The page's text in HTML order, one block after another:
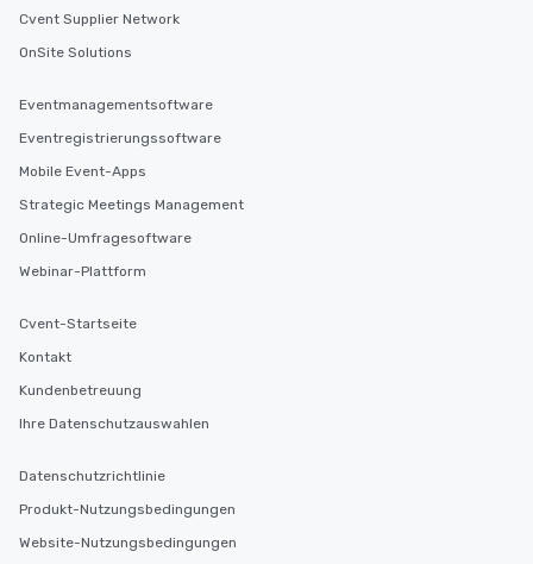
Cvent Supplier Network
OnSite Solutions
Eventmanagementsoftware
Eventregistrierungssoftware
Mobile Event-Apps
Strategic Meetings Management
Online-Umfragesoftware
Webinar-Plattform
Cvent-Startseite
Kontakt
Kundenbetreuung
Ihre Datenschutzauswahlen
Datenschutzrichtlinie
Produkt-Nutzungsbedingungen
Website-Nutzungsbedingungen